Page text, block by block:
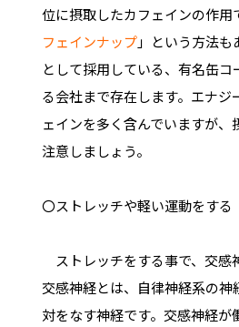
位に摂取したカフェインの作用
フェインナップ」という方法も
として採用している、有名缶
る会社まで存在します。エナジ
ェインを多く含んでいますが、
注意しましょう。
〇ストレッチや軽い運動をする
ストレッチをする事で、交感
交感神経とは、自律神経系の神
対をなす神経です。交感神経が